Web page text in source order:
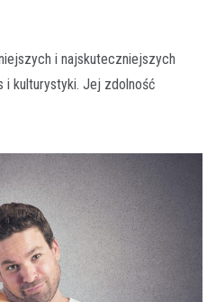
i najskuteczniejszych
kulturystyki. Jej zdolność